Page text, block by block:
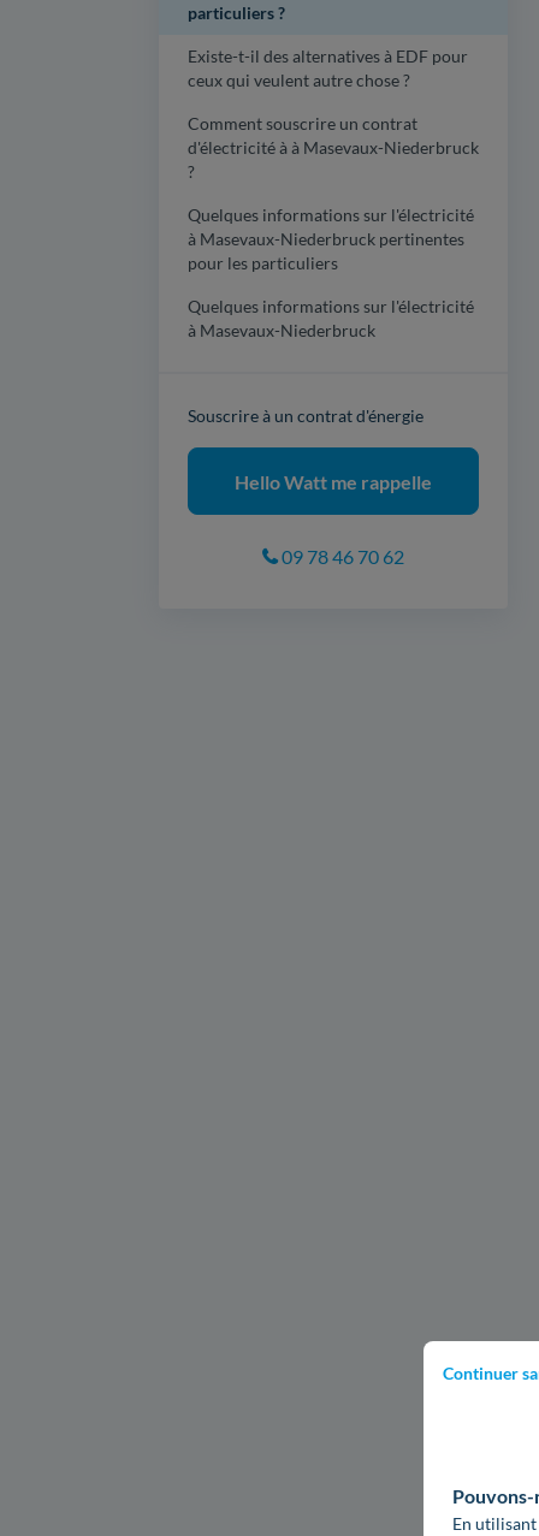
Continuer
Pouvons-
En
particuliers ?
Existe-t-il des alternatives à EDF pour
ceux qui veulent autre chose ?
Comment souscrire un contrat
d'électricité à à Masevaux-Niederbruck
?
Quelques informations sur l'électricité
à Masevaux-Niederbruck pertinentes
pour les particuliers
Quelques informations sur l'électricité
à Masevaux-Niederbruck
Souscrire à un contrat d'énergie
Hello Watt me rappelle
09 78 46 70 62